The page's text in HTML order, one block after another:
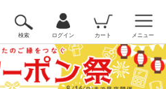
検索 ログイン カート メニュー